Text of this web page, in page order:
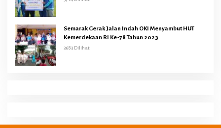
Semarak Gerak Jalan Indah OKI Menyambut HUT
Kemerdekaan RI Ke-78 Tahun 2023
3683 Dilihat